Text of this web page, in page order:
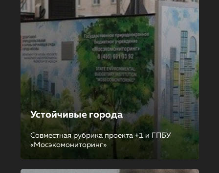
Устойчивые города
Совместная рубрика проекта +1 и ГПБУ
«Мосэкомониторинг»